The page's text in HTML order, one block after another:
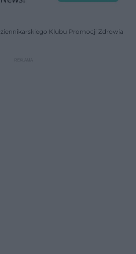
Klubu Promocji Zdrowia